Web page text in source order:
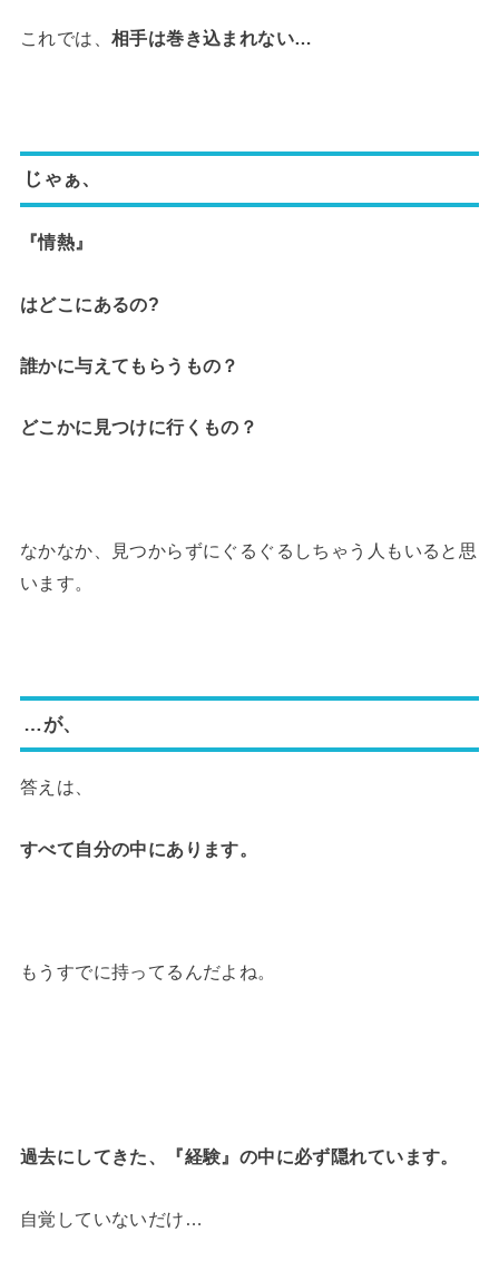
これでは、 相手は巻き込まれない…
じゃぁ、
『情熱』
はどこにあるの?
誰かに与えてもらうもの？
どこかに見つけに行くもの？
なかなか、見つからずにぐるぐるしちゃう人もいると思
います。
…が、
答えは、
すべて自分の中にあります。
もうすでに持ってるんだよね。
過去にしてきた、『経験』の中に必ず隠れています。
自覚していないだけ…